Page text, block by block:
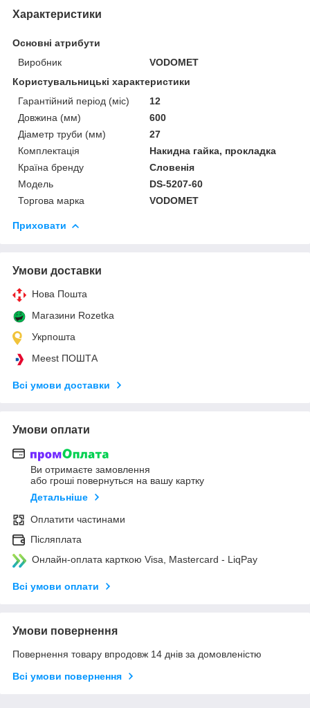
Характеристики
Основні атрибути
Виробник
VODOMET
Користувальницькі характеристики
Гарантійний період (міс)
12
Довжина (мм)
600
Діаметр труби (мм)
27
Комплектація
Накидна гайка, прокладка
Країна бренду
Словенія
Мoдель
DS-5207-60
Торгова марка
VODOMET
Приховати
Умови доставки
Нова Пошта
Магазини Rozetka
Укрпошта
Meest ПОШТА
Всі умови доставки
Умови оплати
Ви отримаєте замовлення
або гроші повернуться на вашу картку
Детальніше
Оплатити частинами
Післяплата
Онлайн-оплата карткою Visa, Mastercard - LiqPay
Всі умови оплати
Умови повернення
Повернення товару впродовж 14 днів за домовленістю
Всі умови повернення